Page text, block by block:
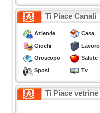
Ti Piace Canali
Aziende Casa
Giochi Lavoro
Oroscopo Salute
Sposi Tv
Ti Piace vetrine